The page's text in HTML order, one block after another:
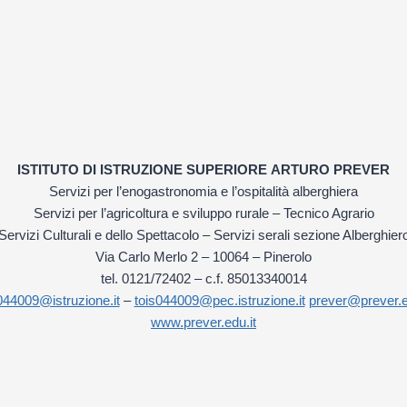
ISTITUTO DI ISTRUZIONE SUPERIORE ARTURO PREVER
Servizi per l’enogastronomia e l’ospitalità alberghiera
Servizi per l’agricoltura e sviluppo rurale – Tecnico Agrario
Culturali e dello Spettacolo – Servizi serali sezione
Via Carlo Merlo 2 – 10064 – Pinerolo
tel. 0121/72402 – c.f. 85013340014
–tois044009@pec.istruzione.it
www.prever.edu.it